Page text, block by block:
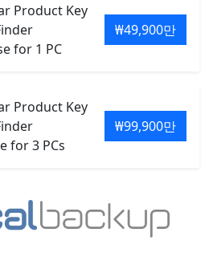
Product Key
for 1 PC
₩49,900만
Product Key
for 3 PCs
₩99,900만